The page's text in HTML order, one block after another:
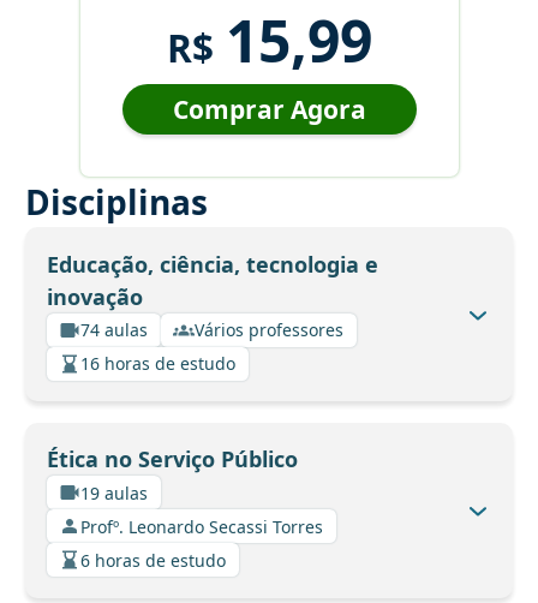
R$ 15,99
Comprar Agora
Disciplinas
Educação, ciência, tecnologia e
inovação
74 aulas
Vários professores
16 horas de estudo
Ética no Serviço Público
19 aulas
Profº. Leonardo Secassi Torres
6 horas de estudo